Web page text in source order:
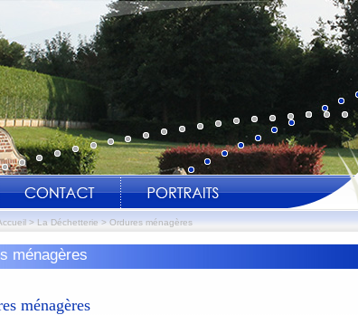
> La Déchetterie > Ordures ménagères
ménagères
ménagères
ci-joint